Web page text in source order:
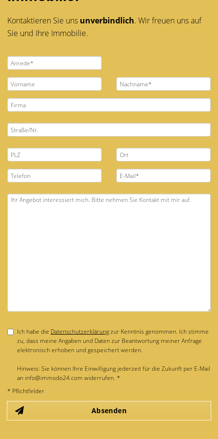
Kontaktieren Sie uns unverbindlich. Wir freuen uns auf
Sie und Ihre Immobilie.
Ich habe die Datenschutzerklärungzur Kenntnis genommen. Ich stimme
zu, dass meine Angaben und Daten zur Beantwortung meiner Anfrage
elektronisch erhoben und gespeichert werden.
Hinweis: Sie können Ihre Einwilligung jederzeit für die Zukunft per E-Mail
an info@immodo24.com widerrufen. *
* Pflichtfelder
Absenden